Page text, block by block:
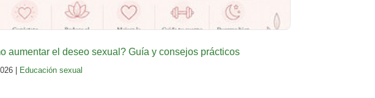
aumentar el deseo sexual? Guía y consejos prácticos
| Educación sexual